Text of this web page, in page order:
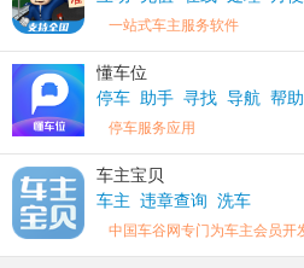
一站式车主服务软件
懂车位
停车 助手 寻找 导航 帮助
停车服务应用
车主宝贝
车主 违章查询 洗车